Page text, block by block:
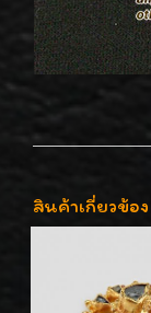
สินค้าเกี่ยวข้อง